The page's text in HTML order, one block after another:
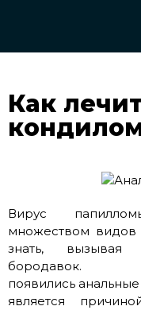
Как
Вирус
множеством видов
знать, вызывая
появились
является